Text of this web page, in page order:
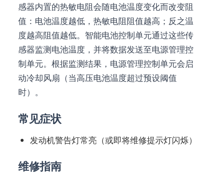
感器内置的热敏电阻会随电池温度变化而改变阻
值：电池温度越低，热敏电阻阻值越高；反之温
度越高阻值越低。智能电池控制单元通过这些传
感器监测电池温度，并将数据发送至电源管理控
制单元。根据监测结果，电源管理控制单元会启
动冷却风扇（当高压电池温度超过预设阈值
时）。
常见症状
发动机警告灯常亮（或即将维修提示灯闪烁）
维修指南